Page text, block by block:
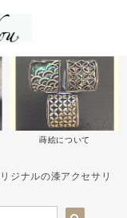
蒔絵について
ジナルの漆アクセサリ